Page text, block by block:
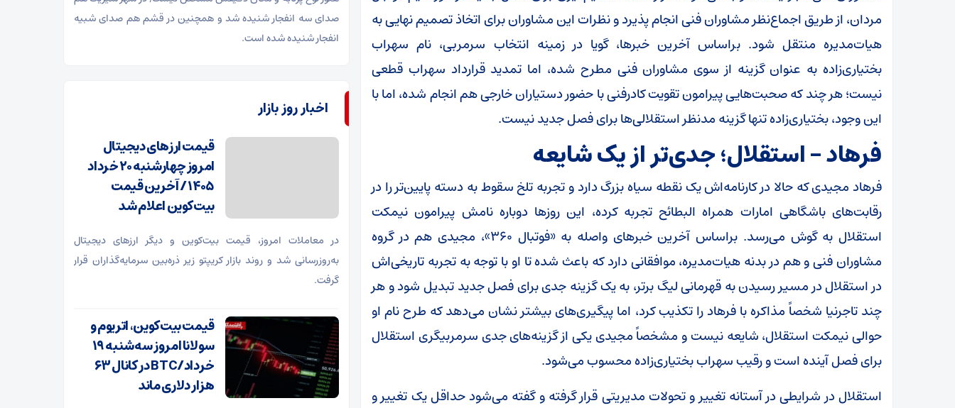
مردان، از طریق اجماع‌نظر مشاوران فنی انجام پذیرد و نظرات این مشاوران برای اتخاذ تصمیم نهایی به
هیات‌مدیره منتقل شود. براساس آخرین خبرها، گویا در زمینه انتخاب سرمربی، نام سهراب
بختیاری‌زاده به عنوان گزینه از سوی مشاوران فنی مطرح شده، اما تمدید قرارداد سهراب قطعی
نیست؛ هر چند که صحبت‌هایی پیرامون تقویت کادرفنی با حضور دستیاران خارجی هم انجام شده، اما با
این وجود، بختیاری‌زاده تنها گزینه مدنظر استقلالی‌ها برای فصل جدید نیست.
فرهاد – استقلال؛ جدی‌تر از یک شایعه
فرهاد مجیدی که حالا در کارنامه‌اش یک نقطه سیاه بزرگ دارد و تجربه تلخ سقوط به دسته پایین‌تر را در
رقابت‌های باشگاهی امارات همراه البطائح تجربه کرده، این روز‌ها دوباره نامش پیرامون نیمکت
استقلال به گوش می‌رسد. براساس آخرین خبر‌های واصله به «فوتبال ۳۶۰»، مجیدی هم در گروه
مشاوران فنی و هم در بدنه هیات‌مدیره، موافقانی دارد که باعث شده تا او با توجه به تجربه تاریخی‌اش
در استقلال در مسیر رسیدن به قهرمانی لیگ برتر، به یک گزینه جدی برای فصل جدید تبدیل شود و هر
چند تاجرنیا شخصاً مذاکره با فرهاد را تکذیب کرد، اما پیگیری‌های بیشتر نشان می‌دهد که طرح نام او
حوالی نیمکت استقلال، شایعه نیست و مشخصاً مجیدی یکی از گزینه‌های جدی سرمربیگری استقلال
برای فصل آینده است و رقیب سهراب بختیاری‌زاده محسوب می‌شود.
استقلال در شرایطی در آستانه تغییر و تحولات مدیریتی قرار گرفته و گفته می‌شود حداقل یک تغییر و
صدای سه انفجار شنیده شد و همچنین در قشم هم صدای شبیه
انفجار شنیده شده است.
اخبار روز بازار
قیمت ارز‌های دیجیتال
امروز چهارشنبه ۲۰ خرداد
۱۴۰۵ / آخرین قیمت
بیت‌کوین اعلام شد
در معاملات امروز، قیمت بیت‌کوین و دیگر ارزهای دیجیتال
به‌روزرسانی شد و روند بازار کریپتو زیر ذره‌بین سرمایه‌گذاران قرار
گرفت.
قیمت بیت‌کوین، اتریوم و
سولانا امروز سه‌شنبه ۱۹
خرداد/BTC در کانال ۶۳
هزار دلاری ماند